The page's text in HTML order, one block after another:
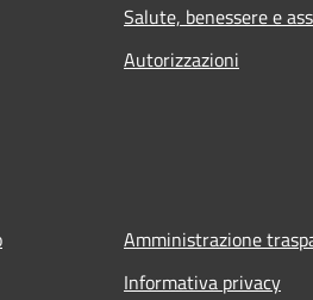
Salute, benessere e
Autorizzazioni
Amministrazione
Informativa privacy